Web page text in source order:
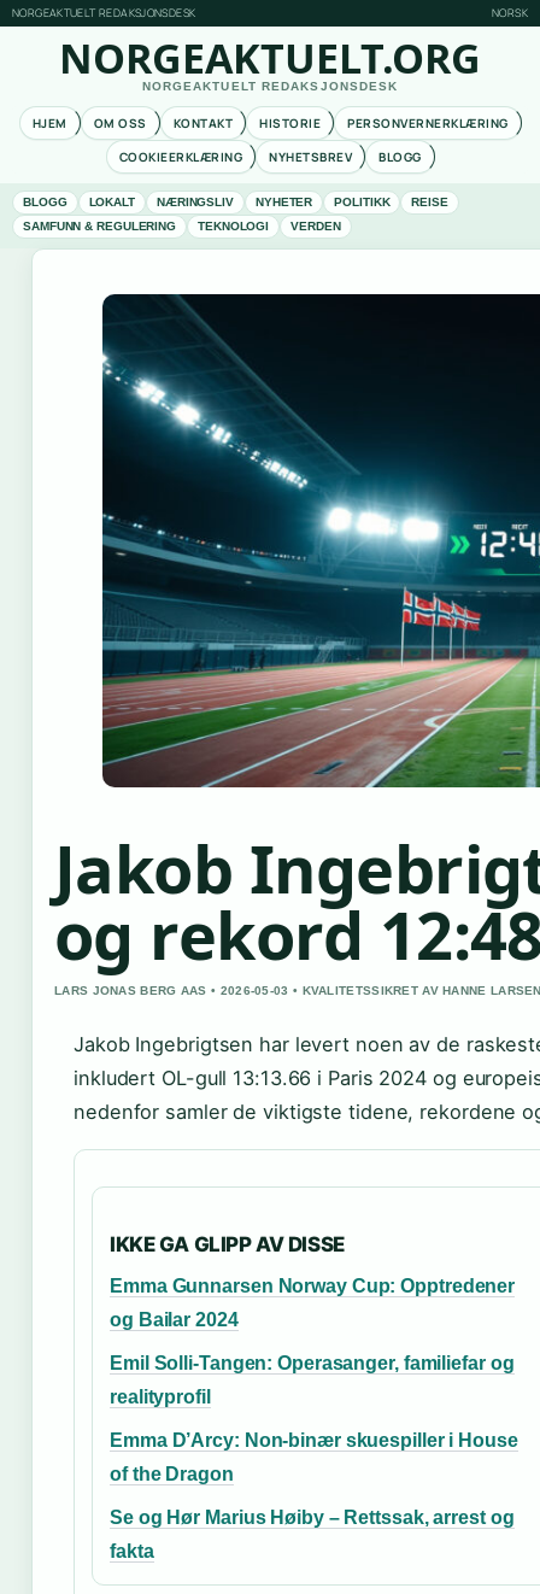
NORGEAKTUELT REDAKSJONSDESK NORSK
NORGEAKTUELT.ORG
NORGEAKTUELT REDAKSJONSDESK
HJEM OM OSS KONTAKT HISTORIE
PERSONVERNERKLÆRING
COOKIEERKLÆRING
NYHETSBREV BLOGG
BLOGG LOKALT NÆRINGSLIV NYHETER POLITIKK
REISE
SAMFUNN & REGULERING
TEKNOLOGI VERDEN
Jakob
og rekord
LARS JONAS BERG AAS • 2026-05-03 • KVALITETSSIKRET AV HANNE
Jakob Ingebrigtsen har levert noen av de
inkludert OL-gull 13:13.66 i Paris 2024 og
nedenfor samler de viktigste tidene, rekordene
IKKE GA GLIPP AV DISSE
Emma Gunnarsen Norway Cup: Opptredener
og Bailar 2024
Emil Solli-Tangen: Operasanger, familiefar og
realityprofil
Emma D’Arcy: Non-binær skuespiller i House
of the Dragon
Se og Hør Marius Høiby – Rettssak, arrest og
fakta